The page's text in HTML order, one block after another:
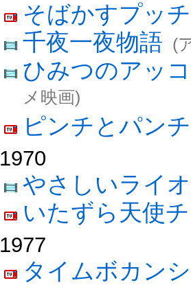
そばかすプッ
千夜一夜物語 (
ひみつのアッ
メ映画)
ピンチとパンチ
1970
やさしいライ
いたずら天使
1977
タイムボカン